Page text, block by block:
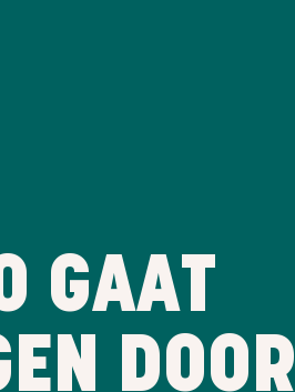
GAAT
DOOR